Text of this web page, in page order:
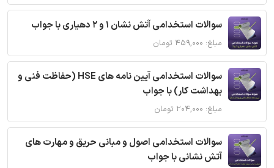
سوالات استخدامی آتش نشان 1 و 2 دهیاری با جواب
مبلغ: ۴۵۹,۰۰۰ تومان
سوالات استخدامی آیین نامه های HSE (حفاظت فنی و
بهداشت کار) با جواب
مبلغ: ۲۰۴,۰۰۰ تومان
سوالات استخدامی اصول و مبانی حریق و مهارت های
آتش نشانی با جواب